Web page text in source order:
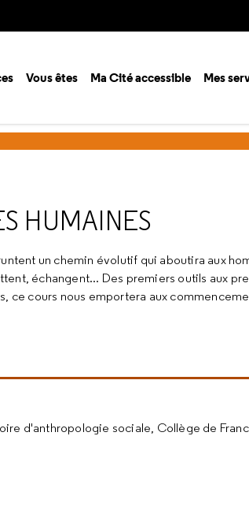
Vous êtes Ma Cité accessible Mes
HUMAINES
un chemin évolutif qui aboutira aux
échangent... Des premiers outils aux
ce cours nous emportera aux
d'anthropologie sociale, Collège de